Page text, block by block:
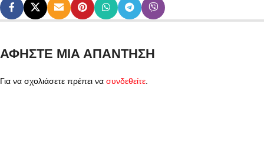
ΑΦΉΣΤΕ ΜΙΑ ΑΠΆΝΤΗΣΗ
Για να σχολιάσετε πρέπει να συνδεθείτε